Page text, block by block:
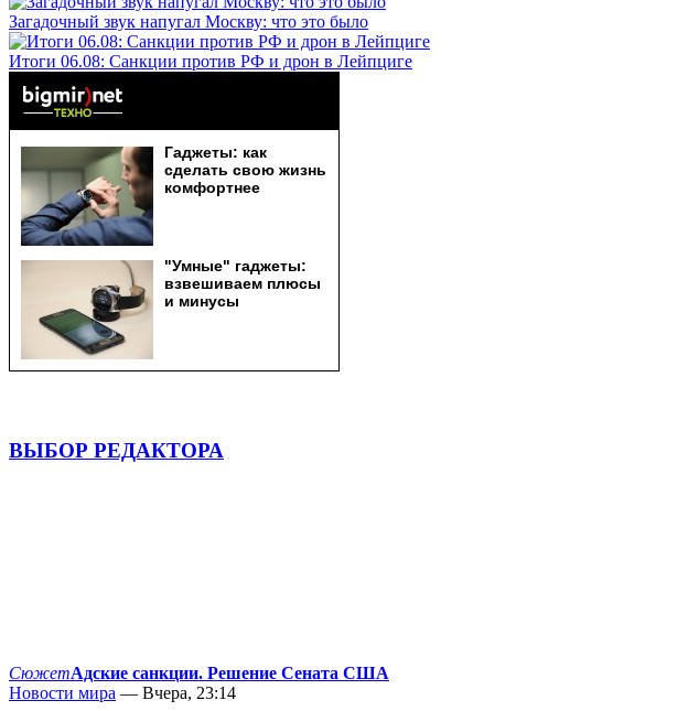
Загадочный звук напугал Москву: что это было
Итоги 06.08: Санкции против РФ и дрон в Лейпциге
ВЫБОР РЕДАКТОРА
СюжетАдские санкции. Решение Сената США
Новости мира — Вчера, 23:14